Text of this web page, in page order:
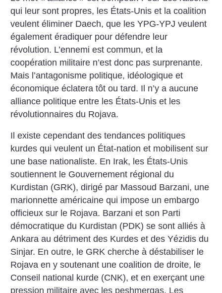
qui leur sont propres, les États-Unis et la coalition
veulent éliminer Daech, que les YPG-YPJ veulent
également éradiquer pour défendre leur
révolution. L’ennemi est commun, et la
coopération militaire n’est donc pas surprenante.
Mais l’antagonisme politique, idéologique et
économique éclatera tôt ou tard. Il n’y a aucune
alliance politique entre les États-Unis et les
révolutionnaires du Rojava.
Il existe cependant des tendances politiques
kurdes qui veulent un État-nation et mobilisent sur
une base nationaliste. En Irak, les États-Unis
soutiennent le Gouvernement régional du
Kurdistan (GRK), dirigé par Massoud Barzani, une
marionnette américaine qui impose un embargo
officieux sur le Rojava. Barzani et son Parti
démocratique du Kurdistan (PDK) se sont alliés à
Ankara au détriment des Kurdes et des Yézidis du
Sinjar. En outre, le GRK cherche à déstabiliser le
Rojava en y soutenant une coalition de droite, le
Conseil national kurde (CNK), et en exerçant une
pression militaire avec les peshmergas. Les